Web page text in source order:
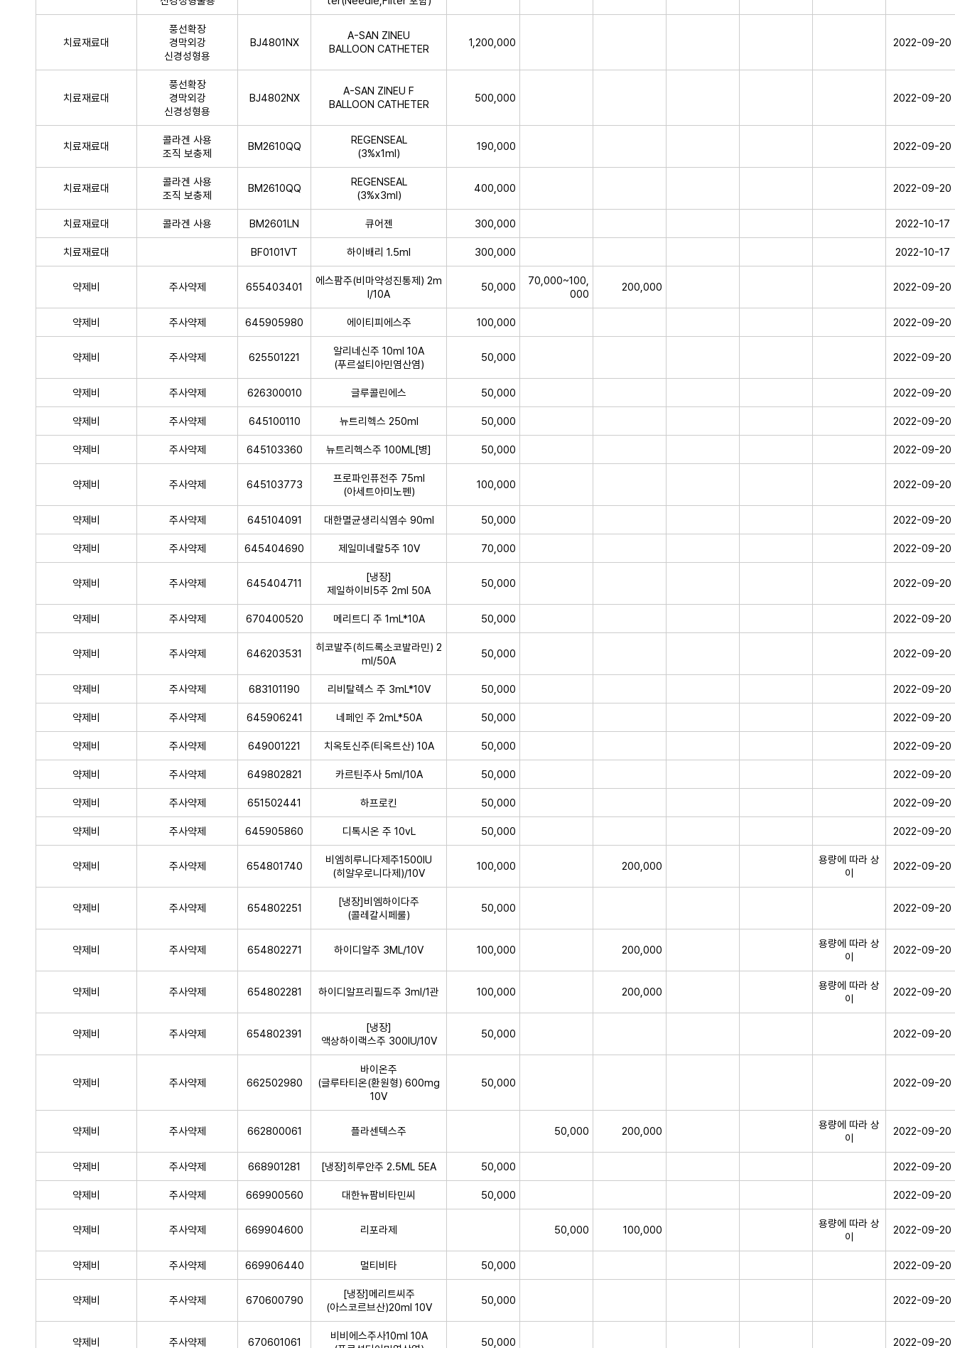
치료재료대
풍선확장
경막외강
신경성형용
BJ4801NX
A-SAN ZINEU
BALLOON CATHETER
1,200,000 2022-09-20
치료재료대
풍선확장
경막외강
신경성형용
BJ4802NX
A-SAN ZINEU F
BALLOON CATHETER
500,000 2022-09-20
치료재료대
콜라겐 사용
조직 보충제
BM2610QQ
REGENSEAL
(3%x1ml)
190,000 2022-09-20
치료재료대
콜라겐 사용
조직 보충제
BM2610QQ
REGENSEAL
(3%x3ml)
400,000 2022-09-20
치료재료대 콜라겐 사용 BM2601LN 큐어젠 300,000 2022-10-17
치료재료대 BF0101VT 하이배리 1.5ml 300,000 2022-10-17
약제비 주사약제 655403401
에스팜주(비마약성진통제) 2m
l/10A
50,000
70,000~100,
000
200,000 2022-09-20
약제비 주사약제 645905980 에이티피에스주 100,000 2022-09-20
약제비 주사약제 625501221
알리네신주 10ml 10A
(푸르설티아민염산염)
50,000 2022-09-20
약제비 주사약제 626300010 글루콜린에스 50,000 2022-09-20
약제비 주사약제 645100110 뉴트리헥스 250ml 50,000 2022-09-20
약제비 주사약제 645103360 뉴트리헥스주 100ML[병] 50,000 2022-09-20
약제비 주사약제 645103773
프로파인퓨전주 75ml
(아세트아미노펜)
100,000 2022-09-20
약제비 주사약제 645104091 대한멸균생리식염수 90ml 50,000 2022-09-20
약제비 주사약제 645404690 제일미네랄5주 10V 70,000 2022-09-20
약제비 주사약제 645404711
[냉장]
제일하이비5주 2ml 50A
50,000 2022-09-20
약제비 주사약제 670400520 메리트디 주 1mL*10A 50,000 2022-09-20
약제비 주사약제 646203531
히코발주(히드록소코발라민) 2
ml/50A
50,000 2022-09-20
약제비 주사약제 683101190 리비탈렉스 주 3mL*10V 50,000 2022-09-20
약제비 주사약제 645906241 네페인 주 2mL*50A 50,000 2022-09-20
약제비 주사약제 649001221 치옥토신주(티옥트산) 10A 50,000 2022-09-20
약제비 주사약제 649802821 카르틴주사 5ml/10A 50,000 2022-09-20
약제비 주사약제 651502441 하프로킨 50,000 2022-09-20
약제비 주사약제 645905860 디톡시온 주 10vL 50,000 2022-09-20
약제비 주사약제 654801740
비엠히루니다제주1500IU
(히알우로니다제)/10V
100,000 200,000
용량에 따라 상
이
2022-09-20
약제비 주사약제 654802251
[냉장]비엠하이다주
(콜레칼시페룰)
50,000 2022-09-20
약제비 주사약제 654802271 하이디알주 3ML/10V 100,000 200,000
용량에 따라 상
이
2022-09-20
약제비 주사약제 654802281 하이디알프리필드주 3ml/1관 100,000 200,000
용량에 따라 상
이
2022-09-20
약제비 주사약제 654802391
[냉장]
액상하이랙스주 300IU/10V
50,000 2022-09-20
약제비 주사약제 662502980
바이온주
(글루타티온(환원형) 600mg
10V
50,000 2022-09-20
약제비 주사약제 662800061 플라센텍스주 50,000 200,000
용량에 따라 상
이
2022-09-20
약제비 주사약제 668901281 [냉장]히루안주 2.5ML 5EA 50,000 2022-09-20
약제비 주사약제 669900560 대한뉴팜비타민씨 50,000 2022-09-20
약제비 주사약제 669904600 리포라제 50,000 100,000
용량에 따라 상
이
2022-09-20
약제비 주사약제 669906440 멀티비타 50,000 2022-09-20
약제비 주사약제 670600790
[냉장]메리트씨주
(아스코르브산)20ml 10V
50,000 2022-09-20
약제비 주사약제 670601061
비비에스주사10ml 10A
50,000 2022-09-20